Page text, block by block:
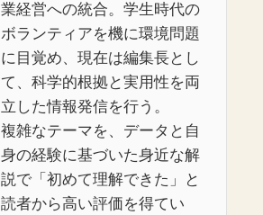
業経営への統合。学生時代の
ボランティアを機に環境問題
に目覚め、現在は編集長とし
て、科学的根拠と実用性を両
立した情報発信を行う。
複雑なテーマを、データと自
身の経験に基づいた身近な解
説で「初めて理解できた」と
読者から高い評価を得てい